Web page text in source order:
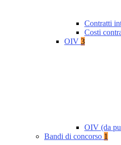
Contratti
Costi
OIV 3
OIV (da
Bandi di concorso 1